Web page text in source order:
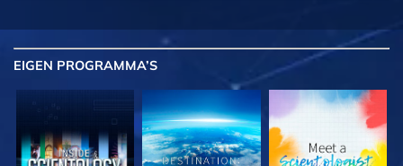
EIGEN PROGRAMMA’S